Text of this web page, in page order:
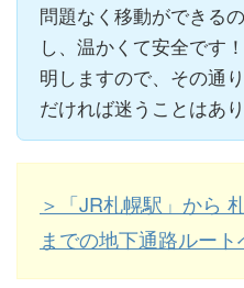
問題なく移動ができる
し、温かくて安全です
明しますので、その通
だければ迷うことはあ
＞「JR札幌駅」から
までの地下通路ルート